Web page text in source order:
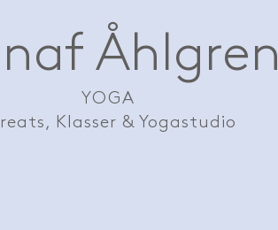
Åhlgren
YOGA
Klasser & Yogastudio